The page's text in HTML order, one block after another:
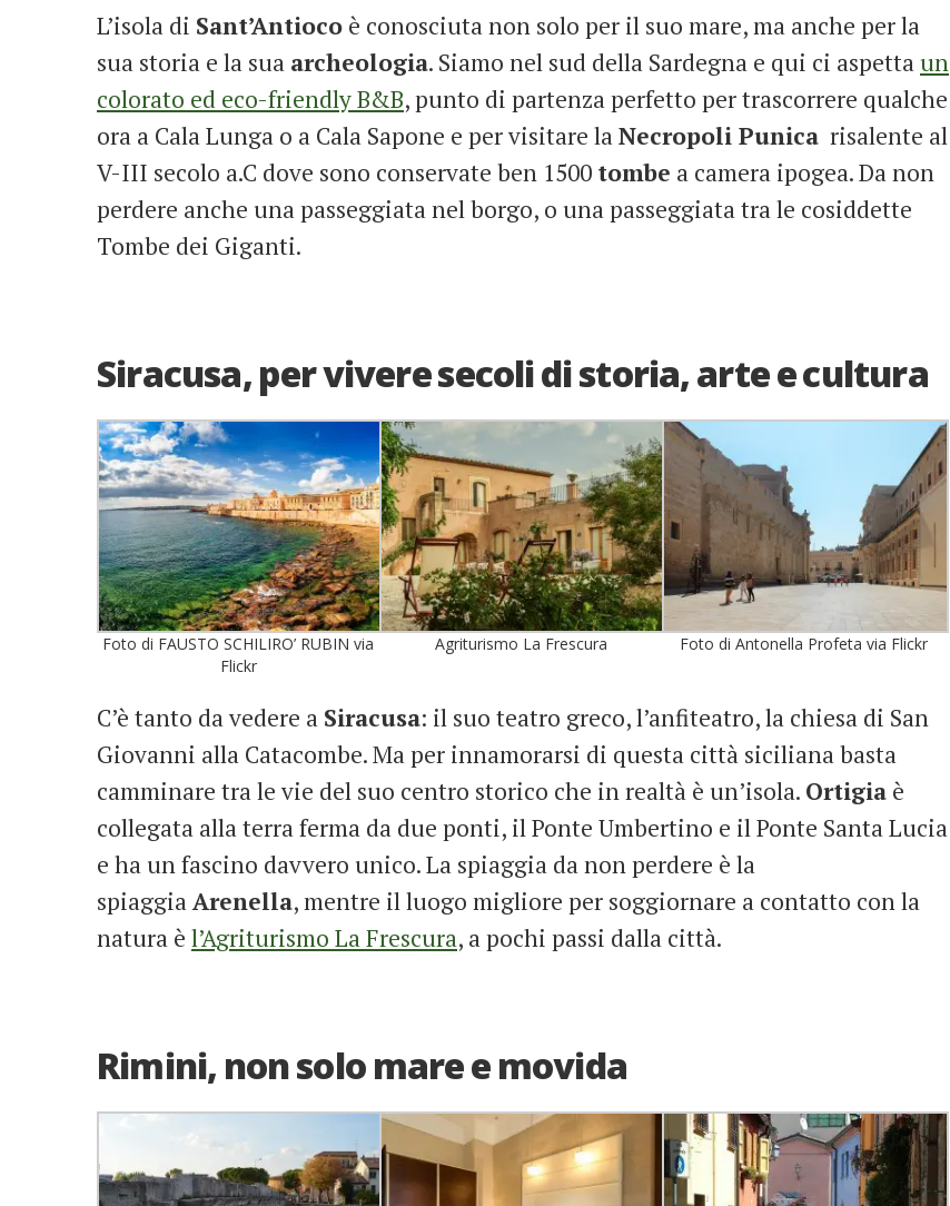
L’isola di Sant’Antioco è conosciuta non solo per il suo mare, ma anche per la
sua storia e la sua archeologia. Siamo nel sud della Sardegna e qui ci aspettaun
colorato ed eco-friendly B&B, punto di partenza perfetto per trascorrere qualche
ora a Cala Lunga o a Cala Sapone e per visitare laNecropoli Punica risalente al
V-III secolo a.C dove sono conservate ben 1500 tombe a camera ipogea. Da non
perdere anche una passeggiata nel borgo, o una passeggiata tra le cosiddette
Tombe dei Giganti.
Siracusa, per vivere secoli di storia, arte e cultura
Foto di FAUSTO SCHILIRO’ RUBIN via
Flickr
Agriturismo La Frescura Foto di Antonella Profeta via Flickr
C’è tanto da vedere a Siracusa: il suo teatro greco, l’anfiteatro, la chiesa di San
Giovanni alla Catacombe. Ma per innamorarsi di questa città siciliana basta
camminare tra le vie del suo centro storico che in realtà è un’isola. Ortigia è
collegata alla terra ferma da due ponti, il Ponte Umbertino e il Ponte Santa Lucia
e ha un fascino davvero unico. La spiaggia da non perdere è la
spiaggiaArenella, mentre il luogo migliore per soggiornare a contatto con la
natura è l’Agriturismo La Frescura, a pochi passi dalla città.
Rimini, non solo mare e movida